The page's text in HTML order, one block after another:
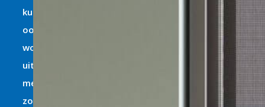
kunnen
ook
worden
uitgevoerd
met
zonwerend